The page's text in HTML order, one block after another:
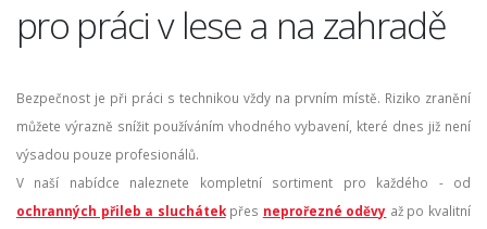
pro práci v lese a na zahradě
Bezpečnost je při práci s technikou vždy na prvním místě. Riziko zranění
můžete výrazně snížit používáním vhodného vybavení, které dnes již není
výsadou pouze profesionálů.
V naší nabídce naleznete kompletní sortiment pro každého - od
ochranných přileb a sluchátekpřes neprořezné oděvy až po kvalitní